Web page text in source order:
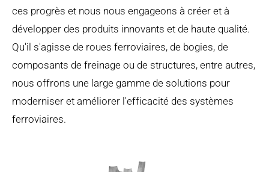
ces progrès et nous nous engageons à créer et à
développer des produits innovants et de haute qualité.
Qu'il s'agisse de roues ferroviaires, de bogies, de
composants de freinage ou de structures, entre autres,
nous offrons une large gamme de solutions pour
moderniser et améliorer l'efficacité des systèmes
ferroviaires.